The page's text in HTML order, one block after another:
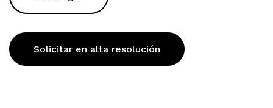
Solicitar en alta resolución